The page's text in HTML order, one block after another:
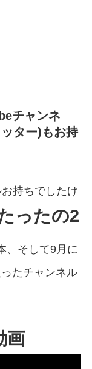
チャンネ
ター)もお持
持ちでしたけ
ったの2
、そして9月に
たチャンネル
画